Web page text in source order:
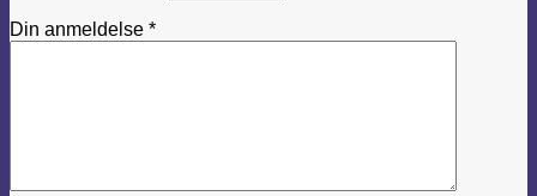
Din anmeldelse *